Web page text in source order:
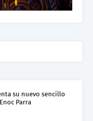
su nuevo sencillo
Parra